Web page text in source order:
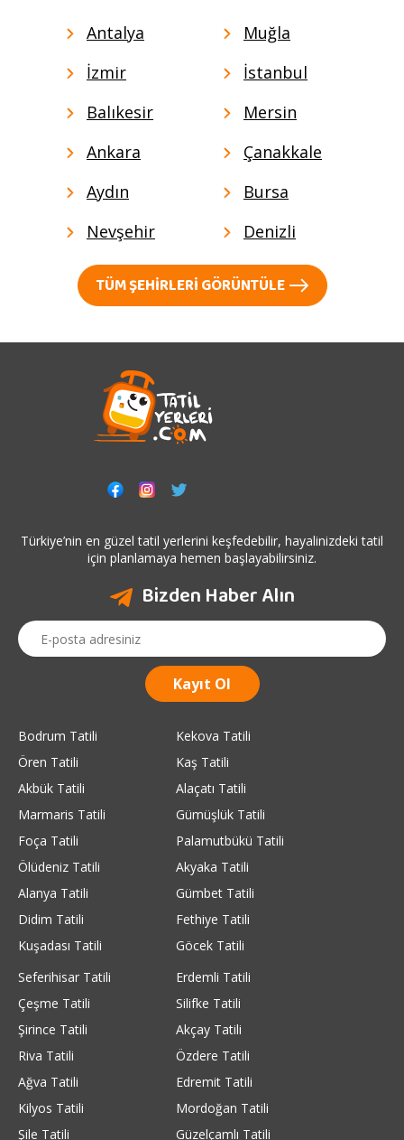
Antalya
Muğla
İzmir
İstanbul
Balıkesir
Mersin
Ankara
Çanakkale
Aydın
Bursa
Nevşehir
Denizli
TÜM ŞEHIRLERI GÖRÜNTÜLE
Türkiye’nin en güzel tatil yerlerini keşfedebilir, hayalinizdeki tatil
için planlamaya hemen başlayabilirsiniz.
Bizden Haber Alın
Bodrum Tatili
Ören Tatili
Akbük Tatili
Marmaris Tatili
Foça Tatili
Ölüdeniz Tatili
Alanya Tatili
Didim Tatili
Kuşadası Tatili
Kekova Tatili
Kaş Tatili
Alaçatı Tatili
Gümüşlük Tatili
Palamutbükü Tatili
Akyaka Tatili
Gümbet Tatili
Fethiye Tatili
Göcek Tatili
Seferihisar Tatili
Çeşme Tatili
Şirince Tatili
Riva Tatili
Ağva Tatili
Kilyos Tatili
Şile Tatili
Erdemli Tatili
Silifke Tatili
Akçay Tatili
Özdere Tatili
Edremit Tatili
Mordoğan Tatili
Güzelçamlı Tatili